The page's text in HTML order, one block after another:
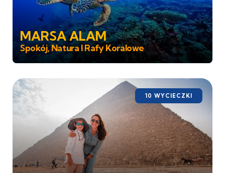
MARSA ALAM
Spokój, Natura I Rafy Koralowe
10 WYCIECZKI